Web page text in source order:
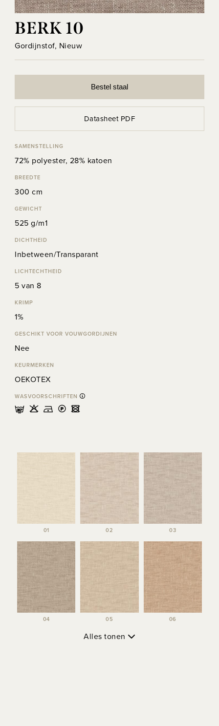
BERK 10
Gordijnstof, Nieuw
Bestel staal
Datasheet PDF
SAMENSTELLING
72% polyester, 28% katoen
BREEDTE
300 cm
GEWICHT
525 g/m1
DICHTHEID
Inbetween/Transparant
LICHTECHTHEID
5 van 8
KRIMP
1%
GESCHIKT VOOR VOUWGORDIJNEN
Nee
KEURMERKEN
OEKOTEX
WASVOORSCHRIFTEN
mHDLU
01 02 03
04 05 06
Alles tonen